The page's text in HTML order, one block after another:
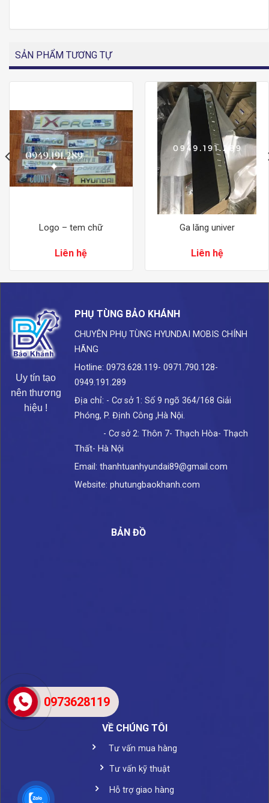
SẢN PHẨM TƯƠNG TỰ
Logo – tem chữ
Liên hệ
Ga lăng univer
Liên hệ
Uy tín tạo
nên thương
hiệu !
PHỤ TÙNG BẢO KHÁNH
CHUYÊN PHỤ TÙNG HYUNDAI MOBIS CHÍNH
HÃNG
Hotline: 0973.628.119- 0971.790.128-
0949.191.289
Địa chỉ: - Cơ sở 1: Số 9 ngõ 364/168 Giải
Phóng, P. Định Công ,Hà Nội.
- Cơ sở 2: Thôn 7- Thạch Hòa- Thạch
Thất- Hà Nội
Email: thanhtuanhyundai89@gmail.com
Website: phutungbaokhanh.com
BẢN ĐỒ
VỀ CHÚNG TÔI
Tư vấn mua hàng
Tư vấn kỹ thuật
Hỗ trợ giao hàng
0973628119